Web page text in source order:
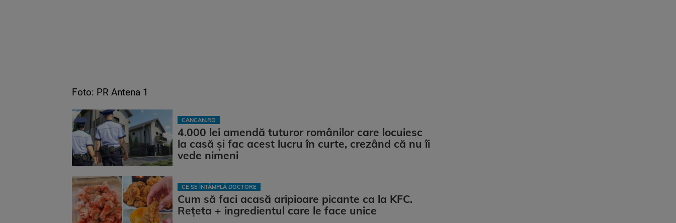
Foto: PR Antena 1
CANCAN.RO
4.000 lei amendă tuturor românilor care locuiesc
la casă și fac acest lucru în curte, crezând că nu îi
vede nimeni
CE SE ÎNTÂMPLĂ DOCTORE
Cum să faci acasă aripioare picante ca la KFC.
Rețeta + ingredientul care le face unice